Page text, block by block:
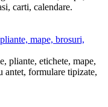
carti, calendare.
mape, brosuri,
pliante, etichete, mape,
antet, formulare tipizate,